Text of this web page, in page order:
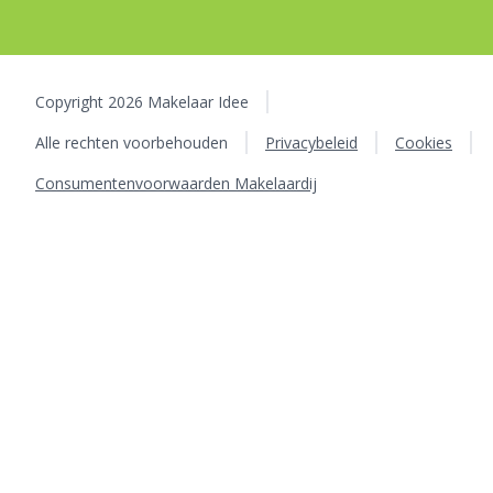
Copyright 2026 Makelaar Idee
Alle rechten voorbehouden
Privacybeleid
Cookies
Consumentenvoorwaarden Makelaardij